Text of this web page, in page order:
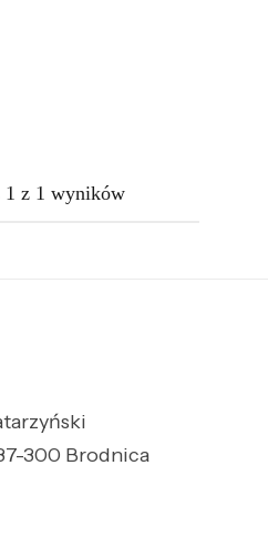
1 z 1 wyników
300 Brodnica